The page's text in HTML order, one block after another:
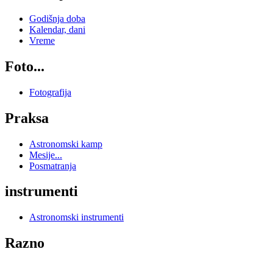
Godišnja doba
Kalendar, dani
Vreme
Foto...
Fotografija
Praksa
Astronomski kamp
Mesije...
Posmatranja
instrumenti
Astronomski instrumenti
Razno